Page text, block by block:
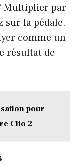
Multiplier par
sur la pédale.
comme un
résultat de
pour
Clio 2